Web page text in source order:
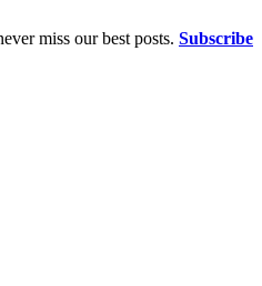
miss our best posts. Subscribe